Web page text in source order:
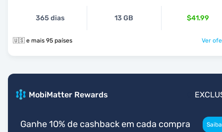
365 dias 13 GB $41.99
🇺🇸 e mais 95 países Ver
MobiMatter Rewards
Ganhe 10% de cashback em cada compra